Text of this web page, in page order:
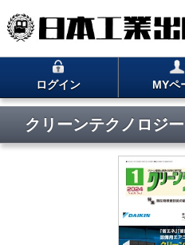
ログイン MYペ
クリーンテクノロジ